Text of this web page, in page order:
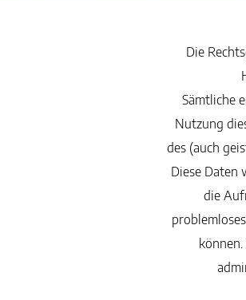
Die
Sämtliche
Nutzung
des (auch
Diese Daten
die